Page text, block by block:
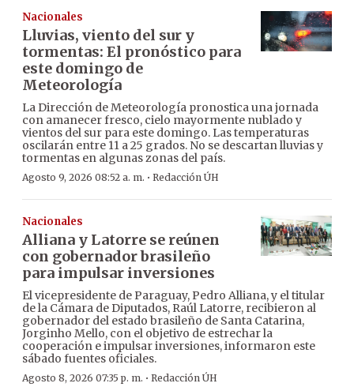
Nacionales
Lluvias, viento del sur y
tormentas: El pronóstico para
este domingo de
Meteorología
La Dirección de Meteorología pronostica una jornada
con amanecer fresco, cielo mayormente nublado y
vientos del sur para este domingo. Las temperaturas
oscilarán entre 11 a 25 grados. No se descartan lluvias y
tormentas en algunas zonas del país.
Agosto 9, 2026 08:52 a. m. · Redacción ÚH
Nacionales
Alliana y Latorre se reúnen
con gobernador brasileño
para impulsar inversiones
El vicepresidente de Paraguay, Pedro Alliana, y el titular
de la Cámara de Diputados, Raúl Latorre, recibieron al
gobernador del estado brasileño de Santa Catarina,
Jorginho Mello, con el objetivo de estrechar la
cooperación e impulsar inversiones, informaron este
sábado fuentes oficiales.
Agosto 8, 2026 07:35 p. m. · Redacción ÚH